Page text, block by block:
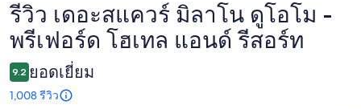
รีวิว
รีวิว เดอะสแควร์ มิลาโน ดูโอโม -
พรีเฟอร์ด โฮเทล แอนด์ รีสอร์ท
9.2 ยอดเยี่ยม
1,008 รีวิว